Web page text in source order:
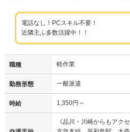
電話なし！PCスキル不要！
近隣主ふ多数活躍中！！
職種 軽作業
勤務形態 一般派遣
時給 1,350円～
《品川・川崎からもアク